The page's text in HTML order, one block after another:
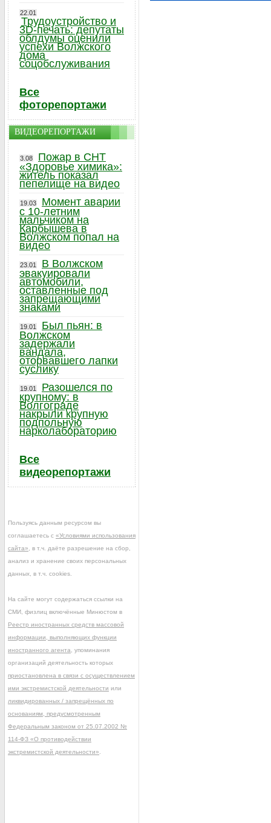
22.01
Трудоустройство и
3D-печать: депутаты
облдумы оценили
успехи Волжского
дома
соцобслуживания
Все
фоторепортажи
ВИДЕОРЕПОРТАЖИ
3.08
Пожар в СНТ
«Здоровье химика»:
житель показал
пепелище на видео
19.03
Момент аварии
с 10-летним
мальчиком на
Карбышева в
Волжском попал на
видео
23.01
В Волжском
эвакуировали
автомобили,
оставленные под
запрещающими
знаками
19.01
Был пьян: в
Волжском
задержали
вандала,
оторвавшего лапки
суслику
19.01
Разошелся по
крупному: в
Волгограде
накрыли крупную
подпольную
нарколабораторию
Все
видеорепортажи
Пользуясь данным ресурсом вы
соглашаетесь с «Условиями использования
сайта» , в т.ч. даёте разрешение на сбор,
анализ и хранение своих персональных
данных, в т.ч. cookies.
На сайте могут содержаться ссылки на
СМИ, физлиц включённые Минюстом в
Реестр иностранных средств массовой
информации, выполняющих функции
иностранного агента , упоминания
организаций деятельность которых
приостановлена в связи с осуществлением
ими экстремистской деятельности или
ликвидированных / запрещённых по
основаниям, предусмотренным
Федеральным законом от 25.07.2002 №
114-ФЗ «О противодействии
экстремистской деятельности»